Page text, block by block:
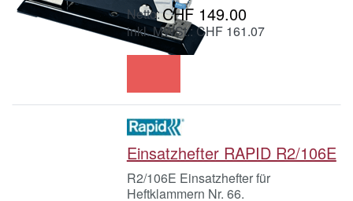
CHF 149.00
inkl. MWSt.: CHF 161.07
Einsatzhefter RAPID R2/106E
R2/106E Einsatzhefter für
Heftklammern Nr. 66.